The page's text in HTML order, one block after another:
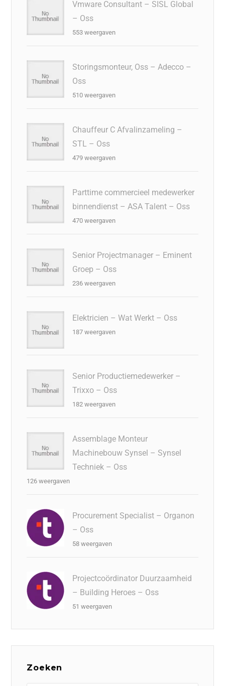
Vmware Consultant – SISL Global
– Oss
553 weergaven
Storingsmonteur, Oss – Adecco –
Oss
510 weergaven
Chauffeur C Afvalinzameling –
STL – Oss
479 weergaven
Parttime commercieel medewerker
binnendienst – ASA Talent – Oss
470 weergaven
Senior Projectmanager – Eminent
Groep – Oss
236 weergaven
Elektricien – Wat Werkt – Oss
187 weergaven
Senior Productiemedewerker –
Trixxo – Oss
182 weergaven
Assemblage Monteur
Machinebouw Synsel – Synsel
Techniek – Oss
126 weergaven
Procurement Specialist – Organon
– Oss
58 weergaven
Projectcoördinator Duurzaamheid
– Building Heroes – Oss
51 weergaven
Zoeken